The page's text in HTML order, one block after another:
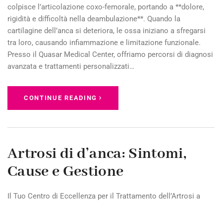
colpisce l’articolazione coxo-femorale, portando a **dolore,
rigidità e difficoltà nella deambulazione**. Quando la
cartilagine dell’anca si deteriora, le ossa iniziano a sfregarsi
tra loro, causando infiammazione e limitazione funzionale.
Presso il Quasar Medical Center, offriamo percorsi di diagnosi
avanzata e trattamenti personalizzati…
CONTINUE READING
Artrosi di d’anca: Sintomi,
Cause e Gestione
Il Tuo Centro di Eccellenza per il Trattamento dell’Artrosi a